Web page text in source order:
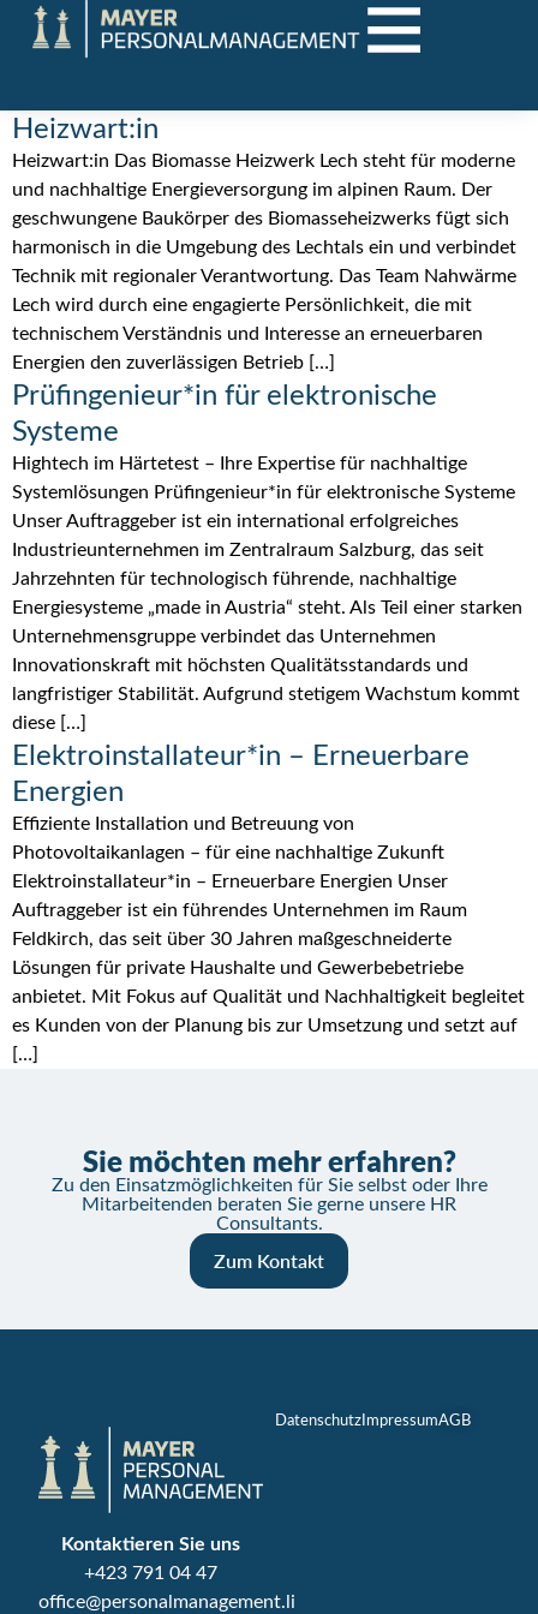
Heizwart:in
Heizwart:in Das Biomasse Heizwerk Lech steht für moderne
und nachhaltige Energieversorgung im alpinen Raum. Der
geschwungene Baukörper des Biomasseheizwerks fügt sich
harmonisch in die Umgebung des Lechtals ein und verbindet
Technik mit regionaler Verantwortung. Das Team Nahwärme
Lech wird durch eine engagierte Persönlichkeit, die mit
technischem Verständnis und Interesse an erneuerbaren
Energien den zuverlässigen Betrieb […]
Prüfingenieur*in für elektronische
Systeme
Hightech im Härtetest – Ihre Expertise für nachhaltige
Systemlösungen Prüfingenieur*in für elektronische Systeme
Unser Auftraggeber ist ein international erfolgreiches
Industrieunternehmen im Zentralraum Salzburg, das seit
Jahrzehnten für technologisch führende, nachhaltige
Energiesysteme „made in Austria“ steht. Als Teil einer starken
Unternehmensgruppe verbindet das Unternehmen
Innovationskraft mit höchsten Qualitätsstandards und
langfristiger Stabilität. Aufgrund stetigem Wachstum kommt
diese […]
Elektroinstallateur*in – Erneuerbare
Energien
Effiziente Installation und Betreuung von
Photovoltaikanlagen – für eine nachhaltige Zukunft
Elektroinstallateur*in – Erneuerbare Energien Unser
Auftraggeber ist ein führendes Unternehmen im Raum
Feldkirch, das seit über 30 Jahren maßgeschneiderte
Lösungen für private Haushalte und Gewerbebetriebe
anbietet. Mit Fokus auf Qualität und Nachhaltigkeit begleitet
es Kunden von der Planung bis zur Umsetzung und setzt auf
[…]
Sie möchten mehr erfahren?
Zu den Einsatzmöglichkeiten für Sie selbst oder Ihre
Mitarbeitenden beraten Sie gerne unsere HR
Consultants.
Zum Kontakt
Kontaktieren Sie uns
+423 791 04 47
office@personalmanagement.li
Datenschutz ImpressumAGB